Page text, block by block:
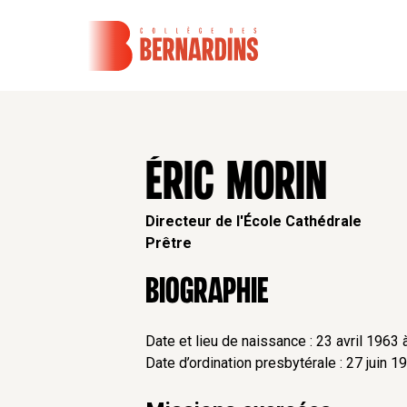
ÉRIC MORIN
Directeur de l'École Cathédrale
Prêtre
Biographie
Date et lieu de naissance : 23 avril 1963
Date d’ordination presbytérale : 27 juin